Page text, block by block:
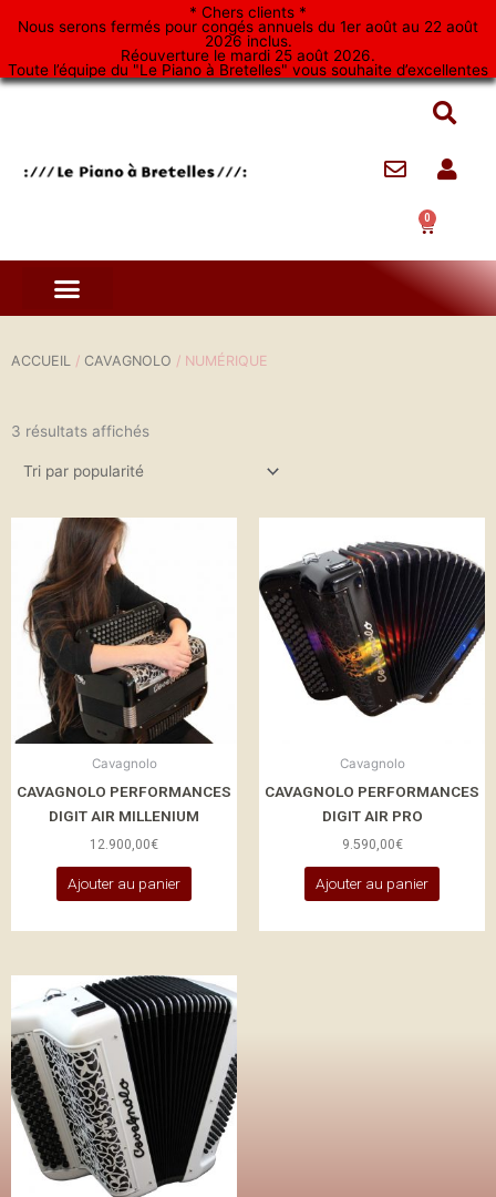
* Chers clients *
Nous serons fermés pour congés annuels du 1er août au 22 août
2026 inclus.
Réouverture le mardi 25 août 2026.
Toute l’équipe du "Le Piano à Bretelles" vous souhaite d’excellentes
vacances. *
0 Panier
ACCUEIL / CAVAGNOLO / NUMÉRIQUE
3 résultats affichés
Cavagnolo
CAVAGNOLO PERFORMANCES
DIGIT AIR MILLENIUM
12.900,00€
Ajouter au panier
Cavagnolo
CAVAGNOLO PERFORMANCES
DIGIT AIR PRO
9.590,00€
Ajouter au panier